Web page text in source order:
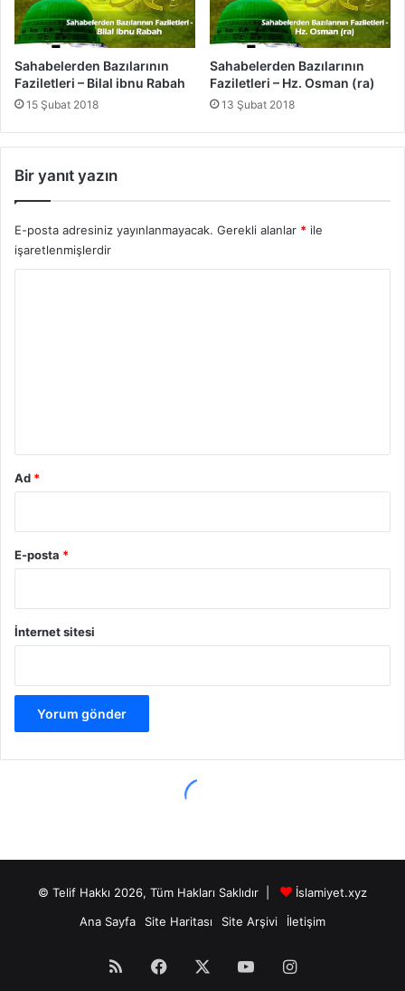
© Telif Hakkı 2026, Tüm Hakları Saklıdır |
İslamiyet.xyz
Ana Sayfa
Site Haritası Site Arşivi İletişim
RSS Facebook YouTubeInstagram